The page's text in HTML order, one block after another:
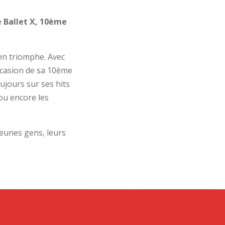
Ballet X, 10ème
triomphe. Avec
de sa 10ème
sur ses hits
encore les
gens, leurs